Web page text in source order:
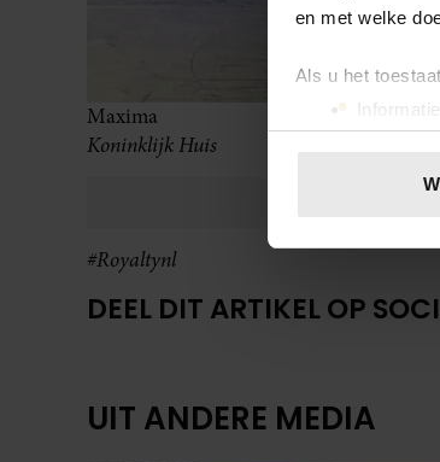
en met welke
Als u het
Uw
toestemming
We gebruiken
websiteverkeer
media,
Maxima
Koninklijk Huis
#Royaltynl
DEEL DIT ARTIKEL OP
UIT ANDERE MEDIA